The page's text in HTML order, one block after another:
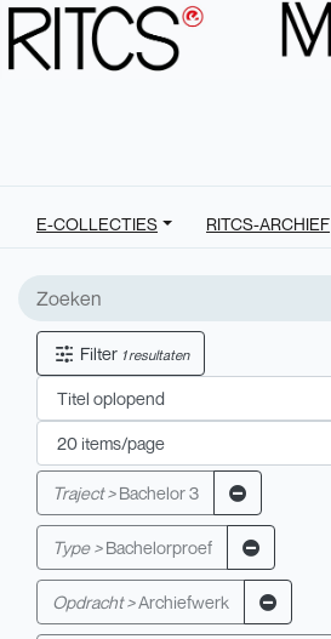
E-COLLECTIES RITCS-ARCHIEF
Filter 1 resultaten
Traject > Bachelor 3
Type > Bachelorproef
Opdracht >Archiefwerk